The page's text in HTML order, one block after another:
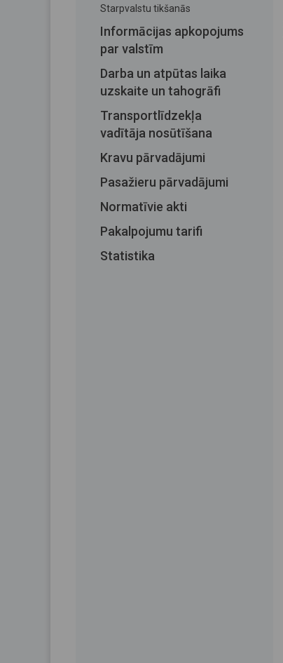
Starpvalstu tikšanās
Informācijas apkopojums
par valstīm
Darba un atpūtas laika
uzskaite un tahogrāfi
Transportlīdzekļa
vadītāja nosūtīšana
Kravu pārvadājumi
Pasažieru pārvadājumi
Normatīvie akti
Pakalpojumu tarifi
Statistika